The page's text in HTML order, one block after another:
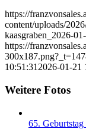
https://
content/uploads/
kaasgraben_2026-
https://
10:51:31 2026-01-21
Weitere Fotos
65.